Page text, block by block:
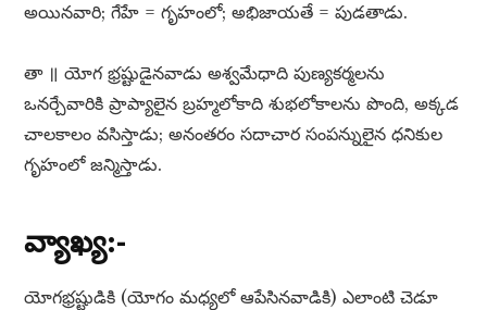
అయినవారి; గేహే = గృహంలో; అభిజాయతే = పుడతాడు.
తా ॥ యోగ భ్రష్టుడైనవాడు అశ్వమేధాది పుణ్యకర్మలను
ఒనర్చేవారికి ప్రాప్యాలైన బ్రహ్మలోకాది శుభలోకాలను పొంది, అక్కడ
చాలకాలం వసిస్తాడు; అనంతరం సదాచార సంపన్నులైన ధనికుల
గృహంలో జన్మిస్తాడు.
వ్యాఖ్య:-
యోగభ్రష్టుడికి (యోగం మధ్యలో ఆపేసినవాడికి) ఎలాంటి చెడూ